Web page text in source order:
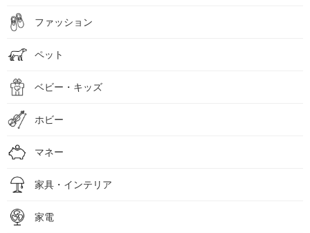
ファッション
ペット
ベビー・キッズ
ホビー
マネー
家具・インテリア
家電